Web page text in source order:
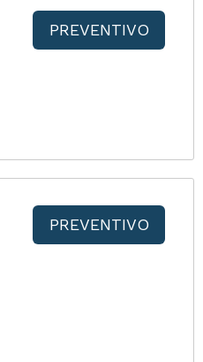
PREVENTIVO
PREVENTIVO